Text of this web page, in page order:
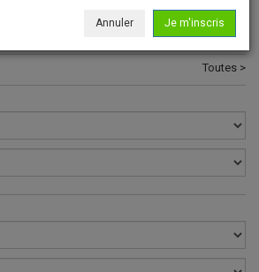
246 >
Toutes >
Annuler Je m'inscris